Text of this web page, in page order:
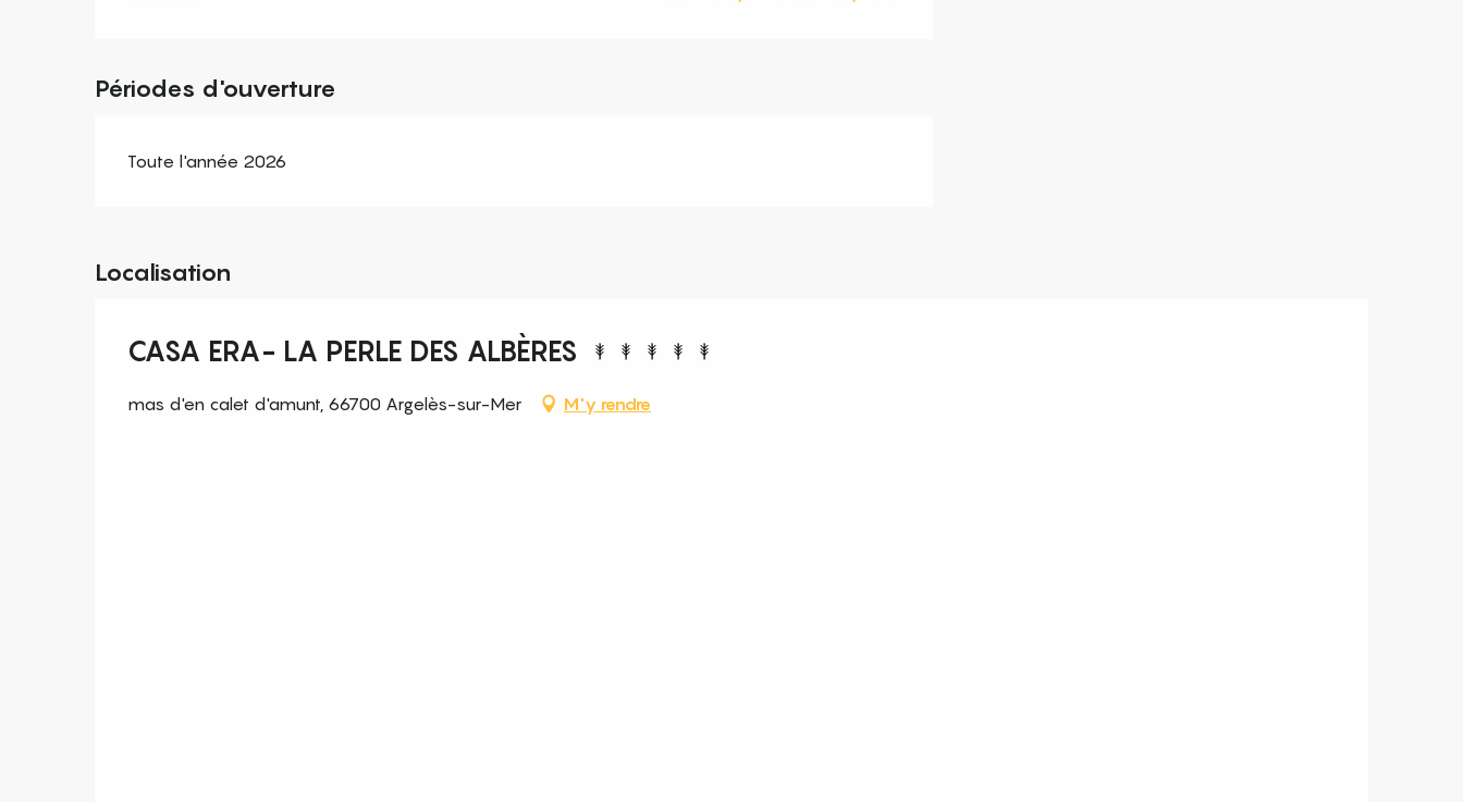
Périodes d'ouverture
Toute l'année 2026
Localisation
CASA ERA- LA PERLE DES ALBÈRES
mas d'en calet d'amunt, 66700 Argelès-sur-Mer M'y rendre